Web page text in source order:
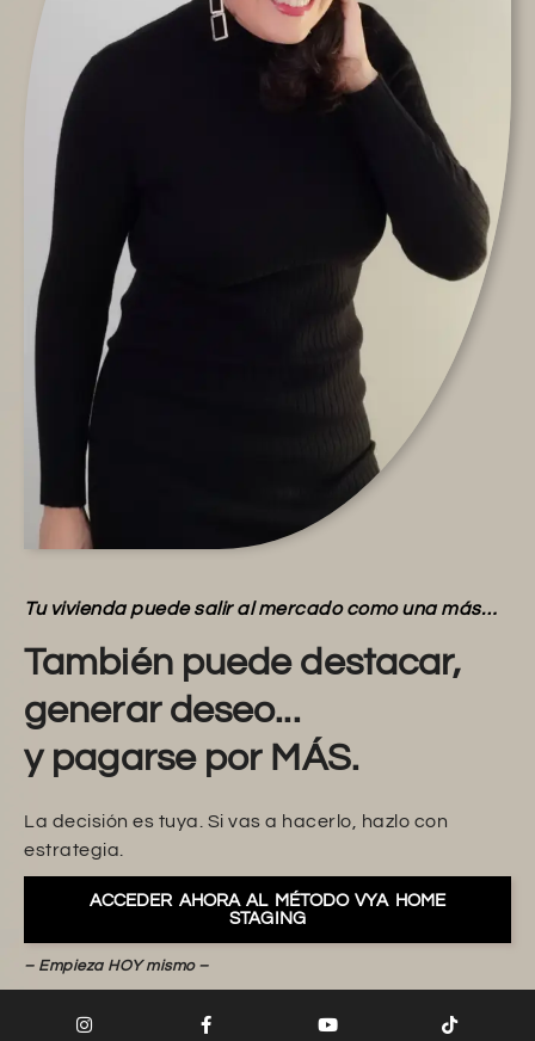
Tu vivienda puede salir al mercado como una más…
También puede destacar,
generar deseo...
y pagarse por MÁS.
La decisión es tuya. Si vas a hacerlo, hazlo con
estrategia.
ACCEDER AHORA AL MÉTODO VYA HOME
STAGING
– Empieza HOY mismo –